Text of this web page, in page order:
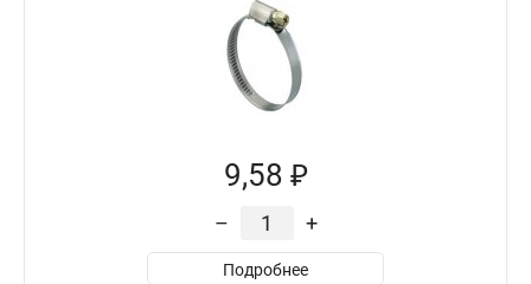
9,58 ₽
– +
Подробнее